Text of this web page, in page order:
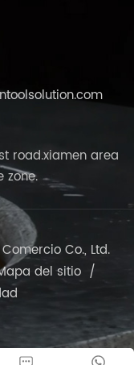
road.xiamen area
Co., Ltd.
del sitio /